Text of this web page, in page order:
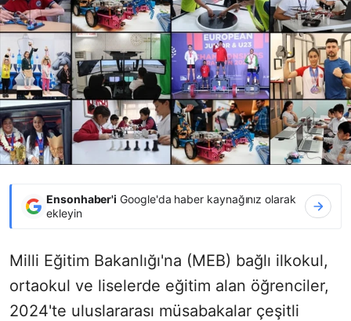
Ensonhaber'i Google'da haber kaynağınız olarak
ekleyin
Milli Eğitim Bakanlığı'na (MEB) bağlı ilkokul,
ortaokul ve liselerde eğitim alan öğrenciler,
2024'te uluslararası müsabakalar çeşitli